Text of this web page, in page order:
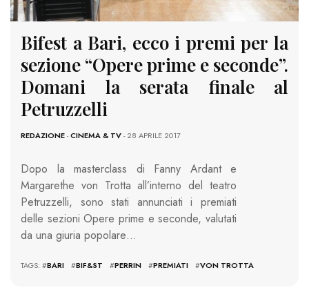
Bifest a Bari, ecco i premi per la
sezione “Opere prime e seconde”.
Domani la serata finale al
Petruzzelli
REDAZIONE-CINEMA & TV- 28 APRILE 2017
Dopo la masterclass di Fanny Ardant e
Margarethe von Trotta all’interno del teatro
Petruzzelli, sono stati annunciati i premiati
delle sezioni Opere prime e seconde, valutati
da una giuria popolare…
TAGS: #BARI #BIF&ST #PERRIN #PREMIATI #VON TROTTA